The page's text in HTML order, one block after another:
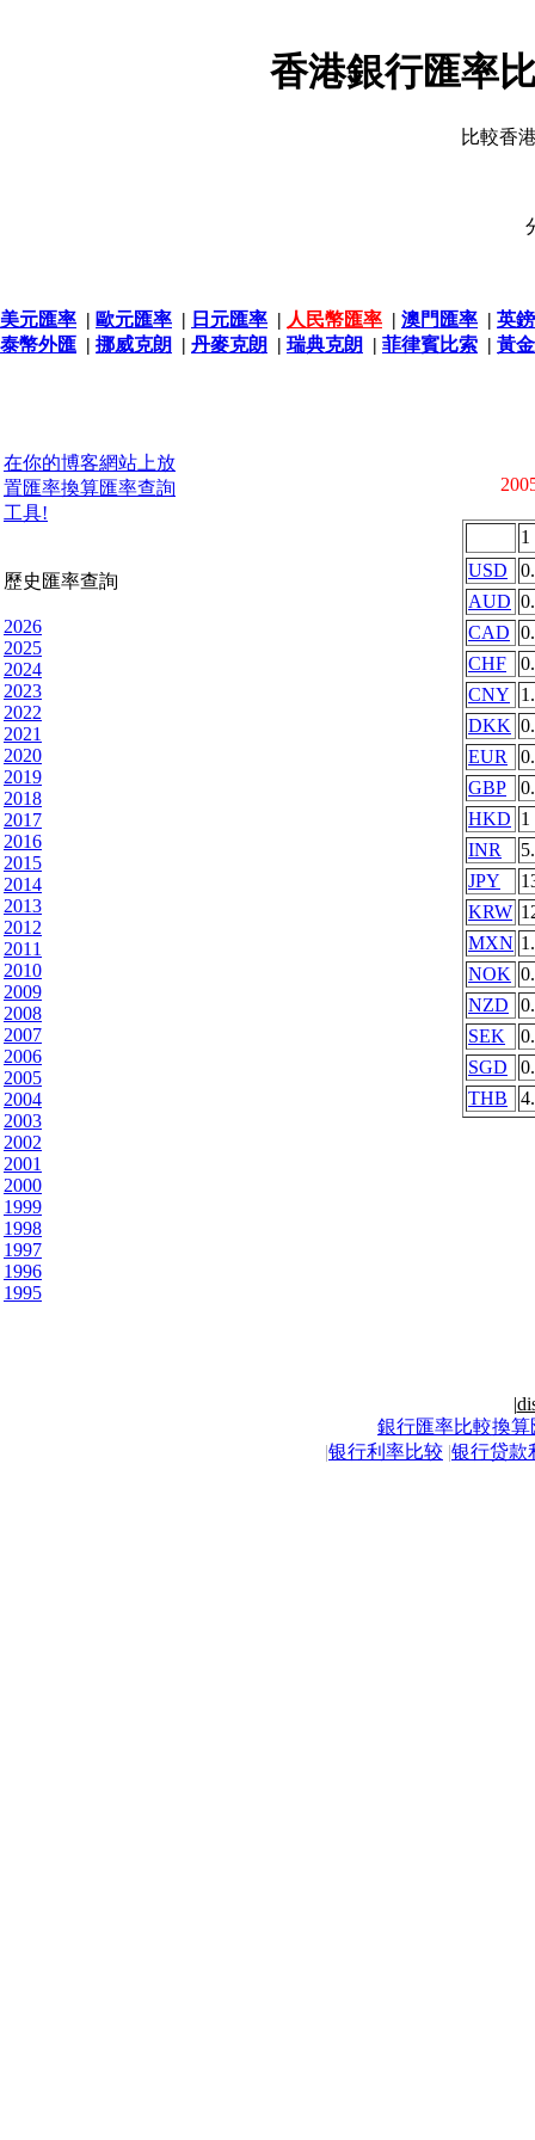
香港銀行匯率
比較香
美元匯率 | 歐元匯率 | 日元匯率 | 人民幣匯率 | 澳門匯率 | 英
泰幣外匯 | 挪威克朗 | 丹麥克朗 | 瑞典克朗 | 菲律賓比索 | 黃
在你的博客網站上放
置匯率換算匯率查詢
工具!
歷史匯率查詢
2026
2025
2024
2023
2022
2021
2020
2019
2018
2017
2016
2015
2014
2013
2012
2011
2010
2009
2008
2007
2006
2005
2004
2003
2002
2001
2000
1999
1998
1997
1996
1995
1
USD
AUD
CAD
CHF
CNY
DKK
EUR
GBP
HKD 1
INR
JPY
KRW
MXN
NOK
NZD
SEK
SGD
THB
|
銀行匯率比較換算
|银行利率比较 |银行贷款